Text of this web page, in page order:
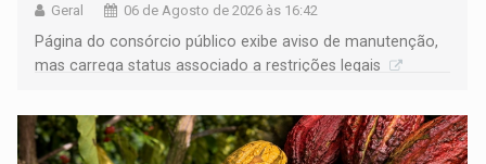
Geral 06 de Agosto de 2026 às 16:42
Página do consórcio público exibe aviso de manutenção,
mas carrega status associado a restrições legais